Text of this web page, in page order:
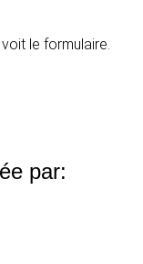
le formulaire.
par: